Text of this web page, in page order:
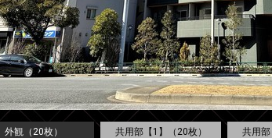
外観（20枚） 共用部【1】（20枚） 共用部